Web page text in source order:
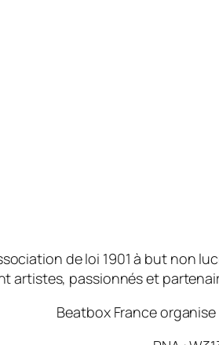
de loi 1901 à but non
artistes, passionnés et
Beatbox France